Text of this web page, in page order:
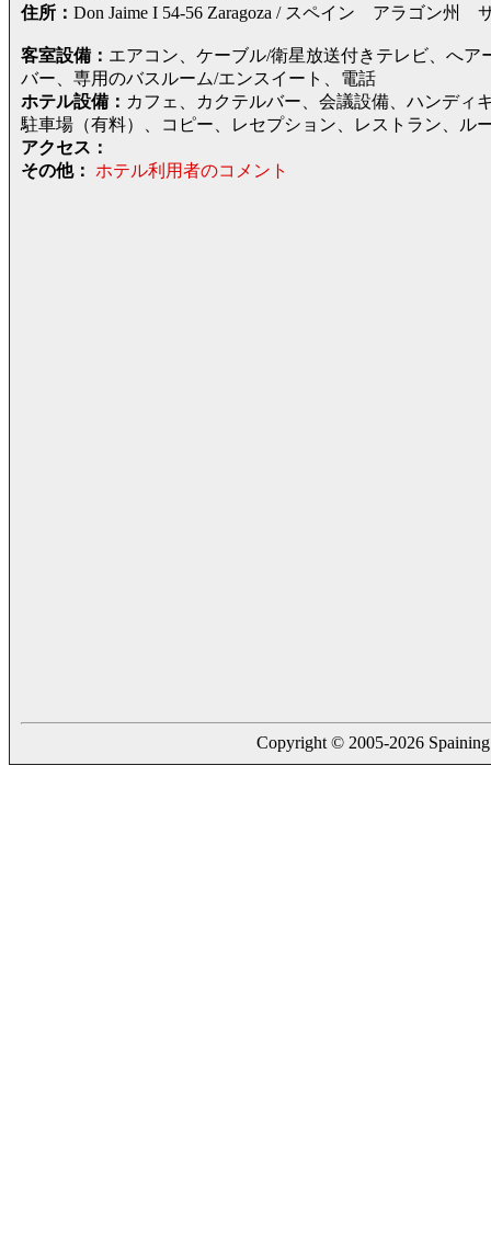
住所： Don Jaime I 54-56 Zaragoza / スペイン アラゴン州
客室設備： エアコン、ケーブル/衛星放送付きテレビ、へ
バー、専用のバスルーム/エンスイート、電話
ホテル設備： カフェ、カクテルバー、会議設備、ハンディ
駐車場（有料）、コピー、レセプション、レストラン、ル
アクセス：
その他：
ホテル利用者のコメント
Copyright © 2005-2026